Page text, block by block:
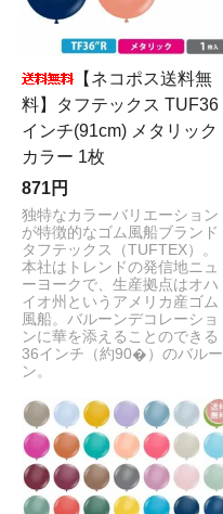
【ネコポス送料無
料】タフテックス TUF36
インチ(91cm) メタリック
カラー 1枚
871円
独特なカラーバリエーション
が特徴的なゴム風船ブランド
タフテックス（TUFTEX）。
本社はトレンドの発信地ニュ
ーヨークで、生産拠点はオハ
イオ州というアメリカ産ゴム
風船。バルーンデコレーショ
ンに華を添えることのできる
36インチ（約90�）のバルー
ン。